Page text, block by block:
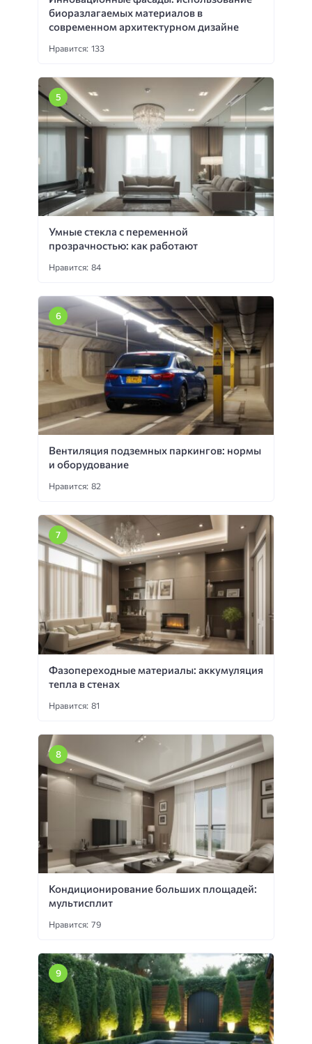
биоразлагаемых материалов в
современном архитектурном дизайне
Нравится: 133
Умные стекла с переменной
прозрачностью: как работают
Нравится: 84
Вентиляция подземных паркингов: нормы
и оборудование
Нравится: 82
Фазопереходные материалы: аккумуляция
тепла в стенах
Нравится: 81
Кондиционирование больших площадей:
мультисплит
Нравится: 79